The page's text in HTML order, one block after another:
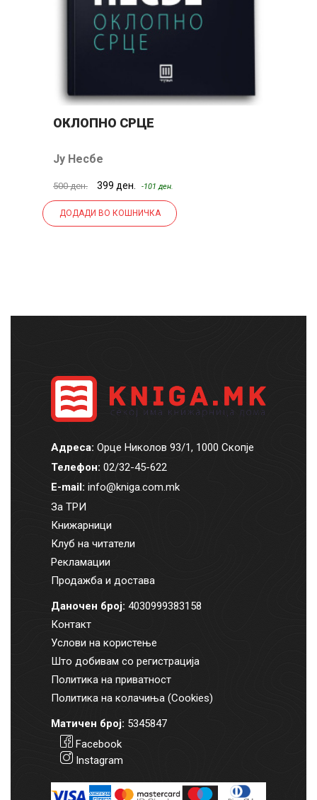
ОКЛОПНО СРЦЕ
Ју Несбе
500 ден. 399 ден. -101 ден.
ДОДАДИ ВО КОШНИЧКА
Адреса: Орце Николов 93/1, 1000 Скопје
Телефон: 02/32-45-622
E-mail: info@kniga.com.mk
За ТРИ
Книжарници
Клуб на читатели
Рекламации
Продажба и достава
Даночен број: 4030999383158
Контакт
Услови на користење
Што добивам со регистрација
Политика на приватност
Политика на колачиња (Cookies)
Матичен број: 5345847
Facebook
Instagram